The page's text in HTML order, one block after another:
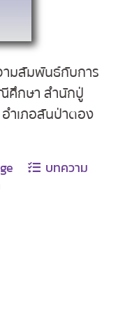
ามสัมพันธ์กับการ
ศึกษา สำนักปู่
ำเภอสันป่าตอง
บทความ